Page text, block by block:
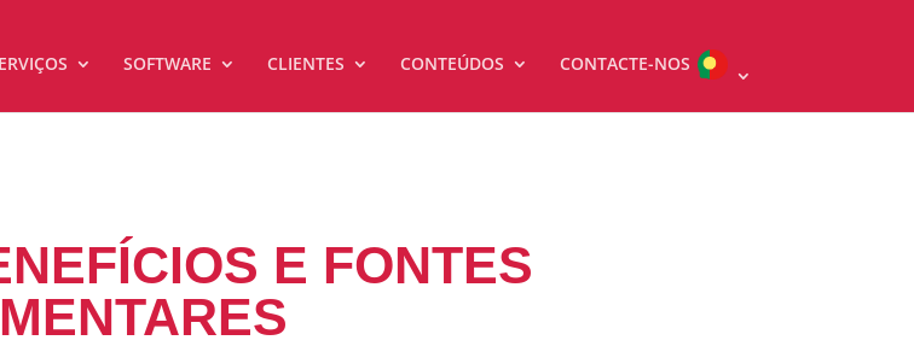
SOFTWARE CLIENTES CONTEÚDOS CONTACTE-NOS
E FONTES